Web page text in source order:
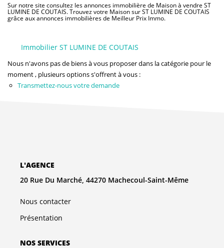
FONDS DE COMMERCE
NOS AGENCES
Qui Sommes-Nous
L’équipe
Sur notre site consultez les annonces immobilière de Maison à vendre ST
LUMINE DE COUTAIS. Trouvez votre Maison sur ST LUMINE DE COUTAIS
grâce aux annonces immobilières de Meilleur Prix Immo.
Immobilier ST LUMINE DE COUTAIS
Nous n'avons pas de biens à vous proposer dans la catégorie pour le
moment , plusieurs options s'offrent à vous :
Transmettez-nous votre demande
L'AGENCE
20 Rue Du Marché, 44270 Machecoul-Saint-Même
Nous contacter
Présentation
NOS SERVICES